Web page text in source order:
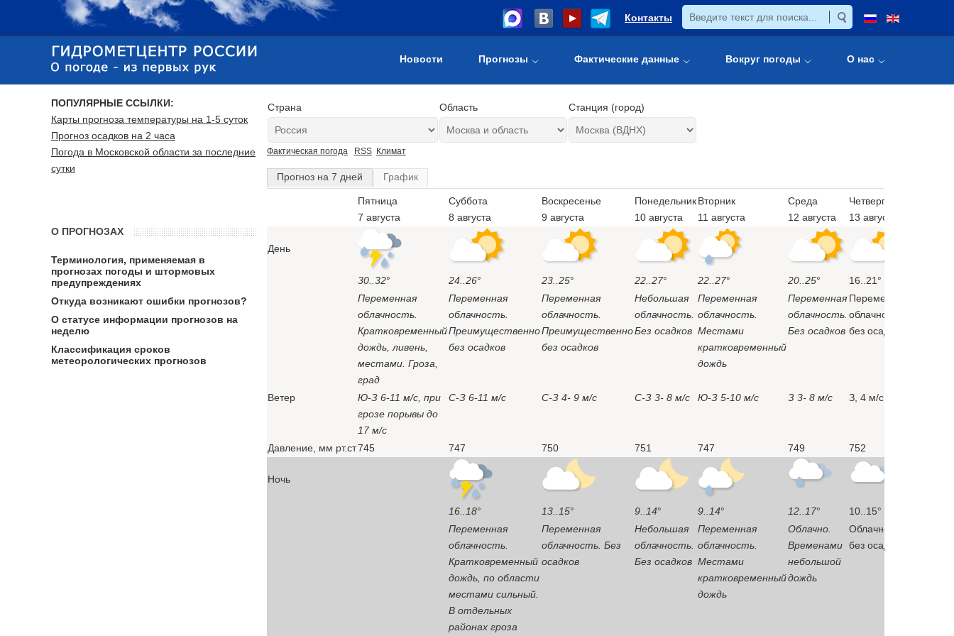
Контакты
Новости Прогнозы Фактические данные Вокруг погоды О нас
Страна Область Станция (город)
Фактическая погода RSS Климат
Прогноз на 7 дней График
Пятница
7 августа
Суббота
8 августа
Воскресенье
9 августа
Понедельник
10 августа
Вторник
11 августа
Среда
12 августа
Четверг
13 августа
День
30..32° 24..26° 23..25° 22..27° 22..27° 20..25°
16..21°
Переменная
облачность.
Кратковременный
дождь, ливень,
местами. Гроза,
град
Переменная
облачность.
Преимущественно
без осадков
Переменная
облачность.
Преимущественно
без осадков
Небольшая
облачность.
Без осадков
Переменная
облачность.
Местами
кратковременный
дождь
Переменная
облачность.
Без осадков
Переменная
облачность,
без осадков
Ветер Ю-З 6-11 м/c, при
грозе порывы до
17м/c
C-З 6-11 м/c C-З 4- 9 м/c C-З 3- 8 м/c Ю-З 5-10 м/c З 3- 8 м/c З, 4м/с
Давление, мм рт.ст745 747 750 751 747 749 752
Ночь
16..18° 13..15° 9..14° 9..14° 12..17°
10..15°
Переменная
облачность.
Кратковременный
дождь, по области
местами сильный.
В отдельных
районах гроза
Переменная
облачность. Без
осадков
Небольшая
облачность.
Без осадков
Переменная
облачность.
Местами
кратковременный
дождь
Облачно.
Временами
небольшой
дождь
Облачно,
без осадков
ПОПУЛЯРНЫЕ ССЫЛКИ:
Карты прогноза температуры на 1-5 суток
Прогноз осадков на 2 часа
Погода в Московской области за последние
сутки
О ПРОГНОЗАХ
Терминология, применяемая в
прогнозах погоды и штормовых
предупреждениях
Откуда возникают ошибки прогнозов?
О статусе информации прогнозов на
неделю
Классификация сроков
метеорологических прогнозов